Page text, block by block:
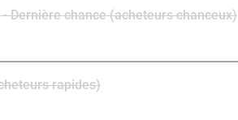
Dernière chance (acheteurs chanceux)
rapides)